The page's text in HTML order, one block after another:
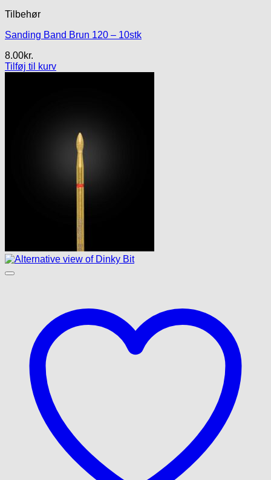
Tilbehør
Sanding Band Brun 120 – 10stk
8.00kr.
Tilføj til kurv